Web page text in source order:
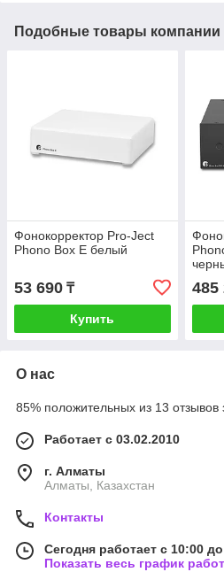
Подобные товары компании
Фонокорректор Pro-Ject
Phono Box E белый
53 690 ₸
Купить
485
О нас
85% положительных из 13 отзывов
Работает с 03.02.2010
г. Алматы
Алматы, Казахстан
Контакты
Сегодня работает с 10:00
Показать весь график